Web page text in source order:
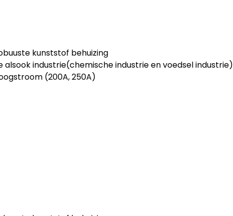
kunststof behuizing
industrie(chemische industrie en voedsel industrie)
(200A, 250A)